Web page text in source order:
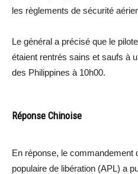
les règlements de sécurité
Le général a précisé que le
étaient rentrés sains et saufs à
des Philippines à 10h00.
Réponse Chinoise
En réponse, le commandement
populaire de libération (APL) a